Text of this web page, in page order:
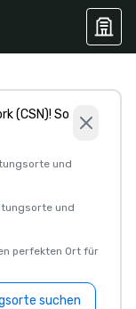
(CSN)! So
und
und
perfekten Ort für
suchen